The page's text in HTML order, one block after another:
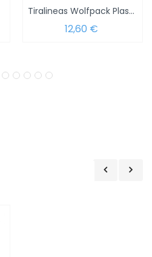
Tiralineas Wolfpack Plastico 30 Metros...
12,60 €